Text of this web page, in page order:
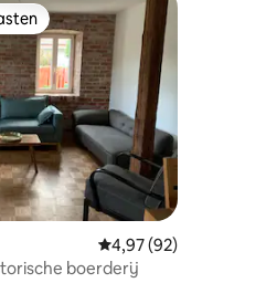
5 op 5, 31 recensies
Gemiddelde
4,97 (92)
boerderij